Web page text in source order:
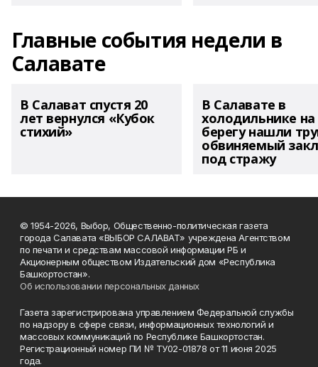
Главные события недели в
Салавате
В Салават спустя 20
лет вернулся «Кубок
стихий»
В Салавате в
холодильнике на
берегу нашли
обвиняемый
под стражу
© 1954-2026, Выбор, Общественно-политическая газета
города Салавата «ВЫБОР САЛАВАТ» учреждена Агентством
по печати и средствам массовой информации РБ и
Акционерным обществом Издательский дом «Республика
Башкортостан».
Об использовании персональных данных
Газета зарегистрирована управлением Федеральной службы
по надзору в сфере связи, информационных технологий и
массовых коммуникаций по Республике Башкортостан.
Регистрационный номер ПИ № ТУ02-01878 от 11 июня 2025
года.